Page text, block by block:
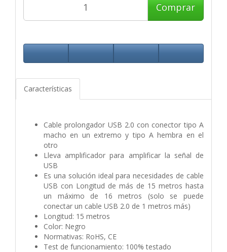
Comprar
Características
Cable prolongador USB 2.0 con conector tipo A
macho en un extremo y tipo A hembra en el
otro
Lleva amplificador para amplificar la señal de
USB
Es una solución ideal para necesidades de cable
USB con Longitud de más de 15 metros hasta
un máximo de 16 metros (solo se puede
conectar un cable USB 2.0 de 1 metros más)
Longitud: 15 metros
Color: Negro
Normativas: RoHS, CE
Test de funcionamiento: 100% testado